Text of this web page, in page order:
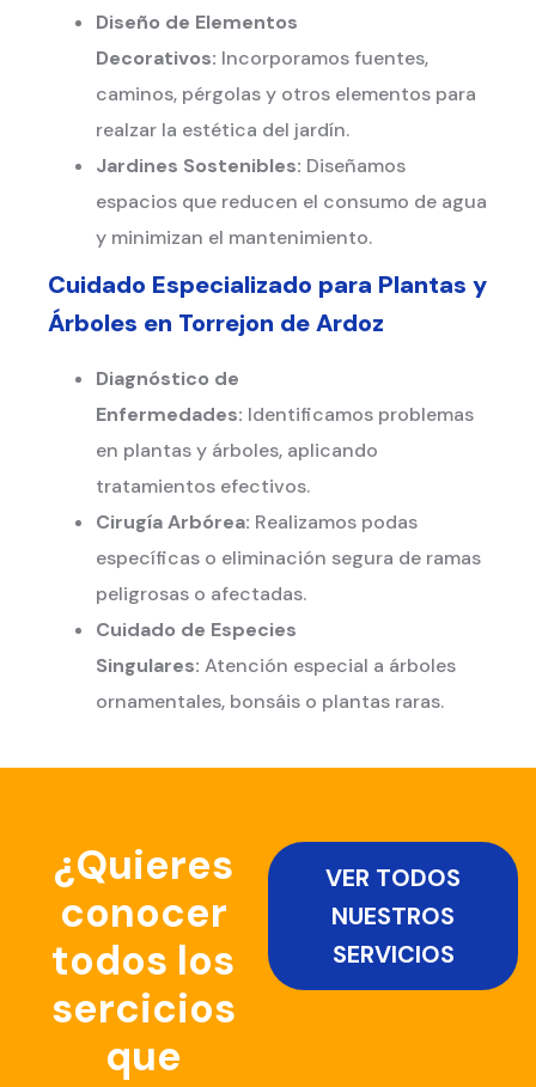
Diseño de Elementos
Decorativos: Incorporamos fuentes,
caminos, pérgolas y otros elementos para
realzar la estética del jardín.
Jardines Sostenibles: Diseñamos
espacios que reducen el consumo de agua
y minimizan el mantenimiento.
Cuidado Especializado para Plantas y
Árboles en Torrejon de Ardoz
Diagnóstico de
Enfermedades: Identificamos problemas
en plantas y árboles, aplicando
tratamientos efectivos.
Cirugía Arbórea: Realizamos podas
específicas o eliminación segura de ramas
peligrosas o afectadas.
Cuidado de Especies
Singulares: Atención especial a árboles
ornamentales, bonsáis o plantas raras.
¿Quieres
conocer
todos los
sercicios
que
VER TODOS
NUESTROS
SERVICIOS